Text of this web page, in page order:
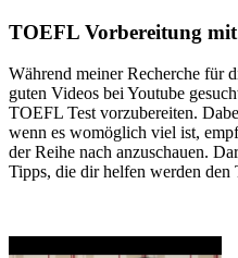
TOEFL Vorbereitung mit
Während meiner Recherche für
guten Videos bei Youtube
TOEFL Test vorzubereiten.
wenn es womöglich viel ist,
der Reihe nach anzuschauen.
Tipps, die dir helfen werden den